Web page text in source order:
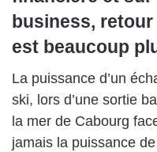
business,
est beaucoup
La puissance d’un
ski, lors d’une sortie
la mer de Cabourg
jamais la puissance